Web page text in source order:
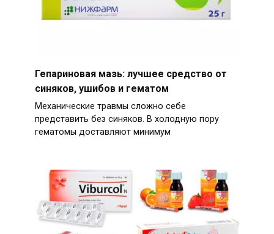
Гепариновая мазь: лучшее средство от
синяков, ушибов и гематом
Механические травмы сложно себе
представить без синяков. В холодную пору
гематомы доставляют минимум